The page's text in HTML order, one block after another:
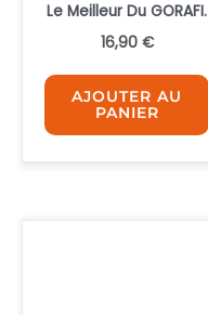
Le Meilleur Du GORAFI.
16,90 €
AJOUTER AU
PANIER